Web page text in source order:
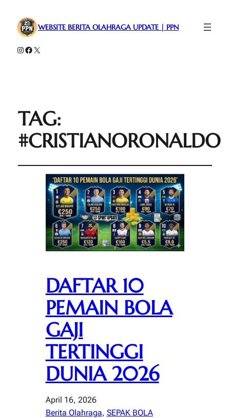
WEBSITE BERITA OLAHRAGA UPDATE | PPN
Instagram
Facebook
X
TAG:
#CRISTIANORONALDO
DAFTAR 10
PEMAIN BOLA
GAJI
TERTINGGI
DUNIA 2026
April 16, 2026
Berita Olahraga, SEPAK BOLA